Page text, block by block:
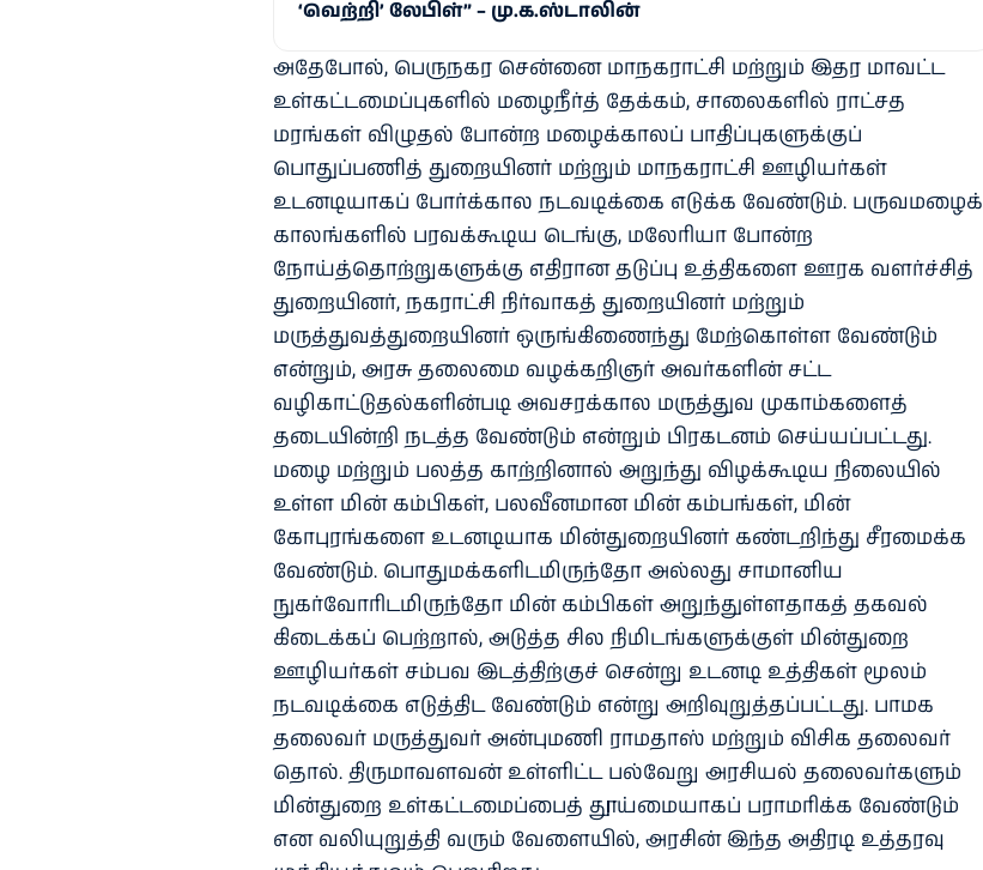
‘வெற்றி’ லேபிள்” – மு.க.ஸ்டாலின்
அதேபோல், பெருநகர சென்னை மாநகராட்சி மற்றும் இதர மாவட்ட
உள்கட்டமைப்புகளில் மழைநீர்த் தேக்கம், சாலைகளில் ராட்சத
மரங்கள் விழுதல் போன்ற மழைக்காலப் பாதிப்புகளுக்குப்
பொதுப்பணித் துறையினர் மற்றும் மாநகராட்சி ஊழியர்கள்
உடனடியாகப் போர்க்கால நடவடிக்கை எடுக்க வேண்டும். பருவமழைக்
காலங்களில் பரவக்கூடிய டெங்கு, மலேரியா போன்ற
நோய்த்தொற்றுகளுக்கு எதிரான தடுப்பு உத்திகளை ஊரக வளர்ச்சித்
துறையினர், நகராட்சி நிர்வாகத் துறையினர் மற்றும்
மருத்துவத்துறையினர் ஒருங்கிணைந்து மேற்கொள்ள வேண்டும்
என்றும், அரசு தலைமை வழக்கறிஞர் அவர்களின் சட்ட
வழிகாட்டுதல்களின்படி அவசரக்கால மருத்துவ முகாம்களைத்
தடையின்றி நடத்த வேண்டும் என்றும் பிரகடனம் செய்யப்பட்டது.
மழை மற்றும் பலத்த காற்றினால் அறுந்து விழக்கூடிய நிலையில்
உள்ள மின் கம்பிகள், பலவீனமான மின் கம்பங்கள், மின்
கோபுரங்களை உடனடியாக மின்துறையினர் கண்டறிந்து சீரமைக்க
வேண்டும். பொதுமக்களிடமிருந்தோ அல்லது சாமானிய
நுகர்வோரிடமிருந்தோ மின் கம்பிகள் அறுந்துள்ளதாகத் தகவல்
கிடைக்கப் பெற்றால், அடுத்த சில நிமிடங்களுக்குள் மின்துறை
ஊழியர்கள் சம்பவ இடத்திற்குச் சென்று உடனடி உத்திகள் மூலம்
நடவடிக்கை எடுத்திட வேண்டும் என்று அறிவுறுத்தப்பட்டது. பாமக
தலைவர் மருத்துவர் அன்புமணி ராமதாஸ் மற்றும் விசிக தலைவர்
தொல். திருமாவளவன் உள்ளிட்ட பல்வேறு அரசியல் தலைவர்களும்
மின்துறை உள்கட்டமைப்பைத் தூய்மையாகப் பராமரிக்க வேண்டும்
என வலியுறுத்தி வரும் வேளையில், அரசின் இந்த அதிரடி உத்தரவு